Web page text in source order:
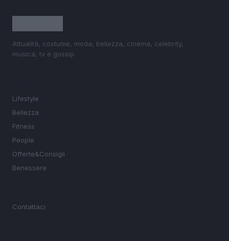
Attualità, costume, moda, bellezza, cinema, celebrity,
musica, tv e gossip.
Lifestyle
Bellezza
Fitness
People
Offerte&Consigli
Benessere
Contattaci